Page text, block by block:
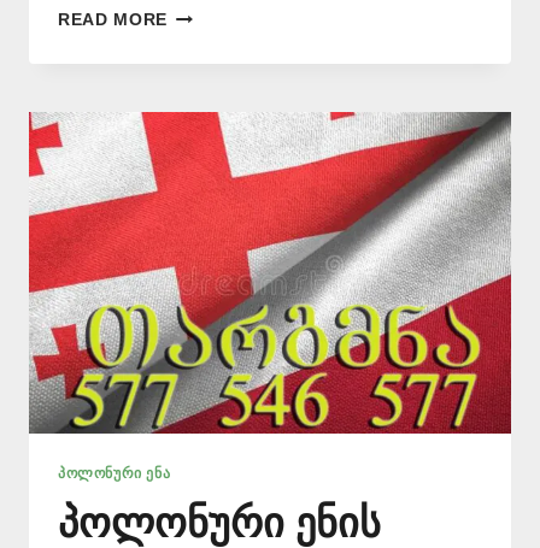
READ MORE ᲞᲝᲚᲝᲜᲣᲠᲘ
ᲗᲐᲠᲒᲛᲜᲐ
577
546
577
ᲞᲝᲚᲝᲜᲣᲠᲘ ᲔᲜᲐ
პოლონური ენის